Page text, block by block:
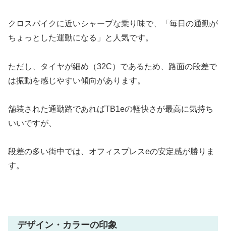
クロスバイクに近いシャープな乗り味で、「毎日の通勤が
ちょっとした運動になる」と人気です。
ただし、タイヤが細め（32C）であるため、路面の段差で
は振動を感じやすい傾向があります。
舗装された通勤路であればTB1eの軽快さが最高に気持ち
いいですが、
段差の多い街中では、オフィスプレスeの安定感が勝りま
す。
デザイン・カラーの印象